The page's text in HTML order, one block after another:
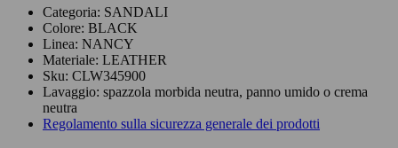
Categoria: SANDALI
Colore: BLACK
Linea: NANCY
Materiale: LEATHER
Sku: CLW345900
Lavaggio: spazzola morbida neutra, panno umido o crema
neutra
Regolamento sulla sicurezza generale dei prodotti